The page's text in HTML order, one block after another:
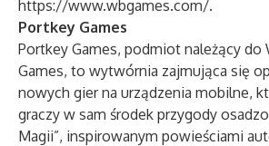
https://www.wbgames.com/.
Portkey Games
Portkey Games, podmiot należący do
Games, to wytwórnia zajmująca się
nowych gier na urządzenia mobilne,
graczy w sam środek przygody
Magii”, inspirowanym powieściami